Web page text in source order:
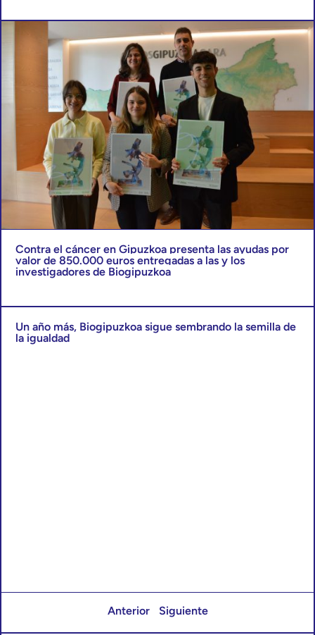
Contra el cáncer en Gipuzkoa presenta las ayudas por
valor de 850.000 euros entregadas a las y los
investigadores de Biogipuzkoa
Un año más, Biogipuzkoa sigue sembrando la semilla de
la igualdad
Anterior Siguiente